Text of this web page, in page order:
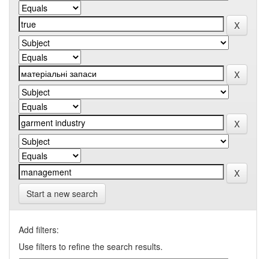
Start a new search
Add filters:
Use filters to refine the search results.